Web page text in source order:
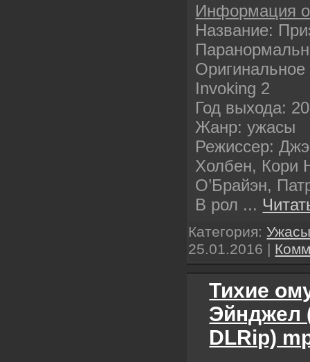
Информация
Название:
Invoking 2
Год выхода:
Жанр: ужасы
Режиссер:
Холбен, Кори
О’Брайэн,
В рол ...
Категория:
25.01.2016 |
Тихие
Эйнджел
DLRip)